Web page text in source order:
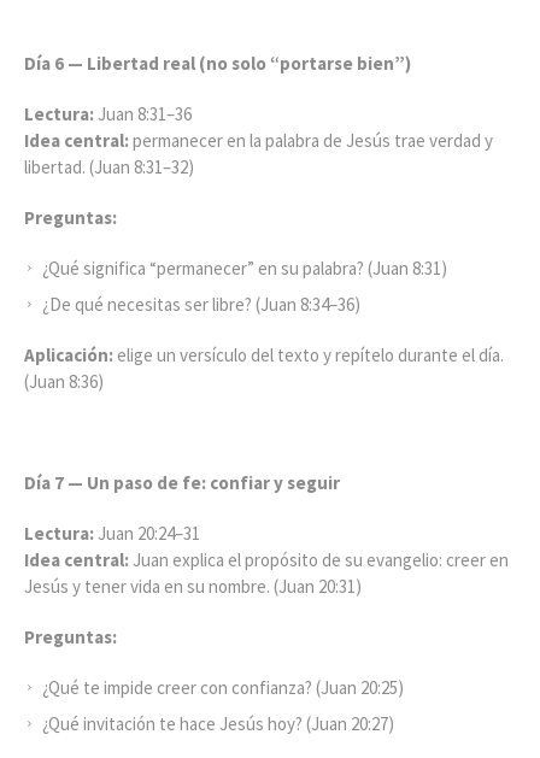
Día 6 — Libertad real (no solo “portarse bien”)
Lectura: Juan 8:31–36
Idea central:permanecer en la palabra de Jesús trae verdad y
libertad. (Juan 8:31–32)
Preguntas:
¿Qué significa “permanecer” en su palabra? (Juan 8:31)
¿De qué necesitas ser libre? (Juan 8:34–36)
Aplicación: elige un versículo del texto y repítelo durante el día.
(Juan 8:36)
Día 7 — Un paso de fe: confiar y seguir
Lectura: Juan 20:24–31
Idea central: Juan explica el propósito de su evangelio: creer en
Jesús y tener vida en su nombre. (Juan 20:31)
Preguntas:
¿Qué te impide creer con confianza? (Juan 20:25)
¿Qué invitación te hace Jesús hoy? (Juan 20:27)